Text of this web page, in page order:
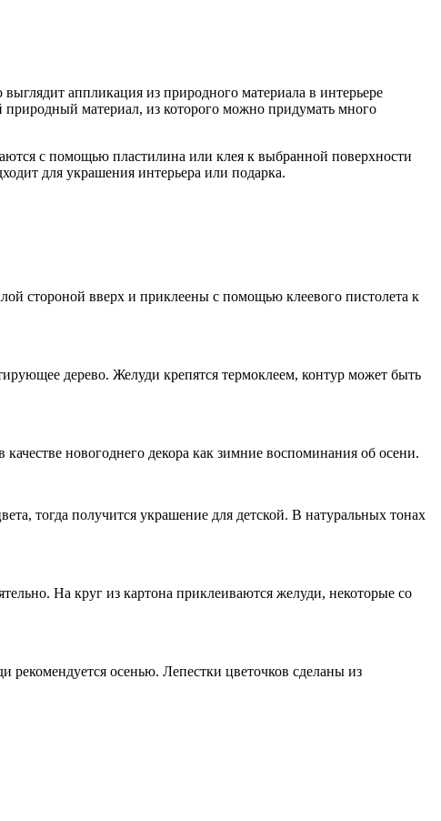
аппликация из природного материала в интерьере
материал, из которого можно придумать много
с помощью пластилина или клея к выбранной поверхности
для украшения интерьера или подарка.
стороной вверх и приклеены с помощью клеевого пистолета к
дерево. Желуди крепятся термоклеем, контур может быть
новогоднего декора как зимние воспоминания об осени.
тогда получится украшение для детской. В натуральных тонах
На круг из картона приклеиваются желуди, некоторые со
рекомендуется осенью. Лепестки цветочков сделаны из